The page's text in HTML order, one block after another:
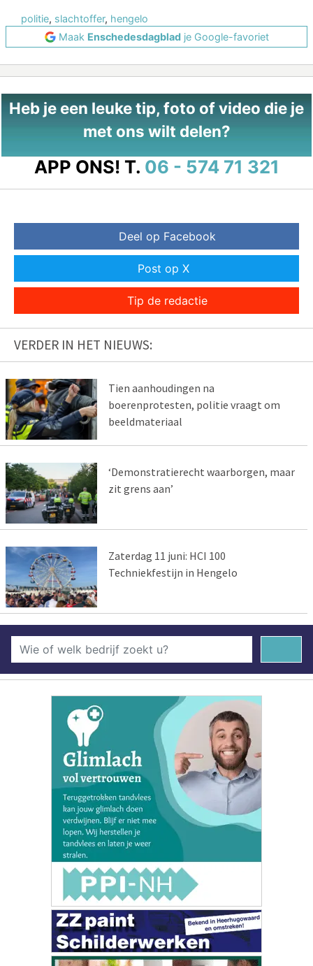
politie, slachtoffer, hengelo
Maak Enschedesdagbladje Google-favoriet
Heb je een leuke tip, foto of video die je
met ons wilt delen?
APP ONS! T. 06 - 574 71 321
Deel op Facebook
Post op X
Tip de redactie
VERDER IN HET NIEUWS:
Tien aanhoudingen na
boerenprotesten, politie vraagt om
beeldmateriaal
‘Demonstratierecht waarborgen, maar
zit grens aan’
Zaterdag 11 juni: HCI 100
Techniekfestijn in Hengelo